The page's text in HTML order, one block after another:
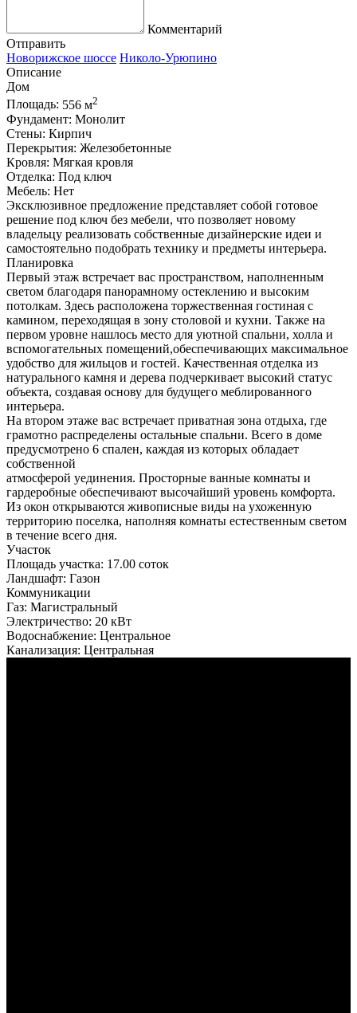
Комментарий
Отправить
Новорижское шоссе Николо-Урюпино
Описание
Дом
Площадь: 556 м2
Фундамент: Монолит
Стены: Кирпич
Перекрытия: Железобетонные
Кровля: Мягкая кровля
Отделка: Под ключ
Мебель: Нет
Эксклюзивное предложение представляет собой готовое
решение под ключ без мебели, что позволяет новому
владельцу реализовать собственные дизайнерские идеи и
самостоятельно подобрать технику и предметы интерьера.
Планировка
Первый этаж встречает вас пространством, наполненным
светом благодаря панорамному остеклению и высоким
потолкам. Здесь расположена торжественная гостиная с
камином, переходящая в зону столовой и кухни. Также на
первом уровне нашлось место для уютной спальни, холла и
вспомогательных помещений,обеспечивающих максимальное
удобство для жильцов и гостей. Качественная отделка из
натурального камня и дерева подчеркивает высокий статус
объекта, создавая основу для будущего меблированного
интерьера.
На втором этаже вас встречает приватная зона отдыха, где
грамотно распределены остальные спальни. Всего в доме
предусмотрено 6 спален, каждая из которых обладает
собственной
атмосферой уединения. Просторные ванные комнаты и
гардеробные обеспечивают высочайший уровень комфорта.
Из окон открываются живописные виды на ухоженную
территорию поселка, наполняя комнаты естественным светом
в течение всего дня.
Участок
Площадь участка: 17.00 соток
Ландшафт: Газон
Коммуникации
Газ: Магистральный
Электричество: 20 кВт
Водоснабжение: Центральное
Канализация: Центральная